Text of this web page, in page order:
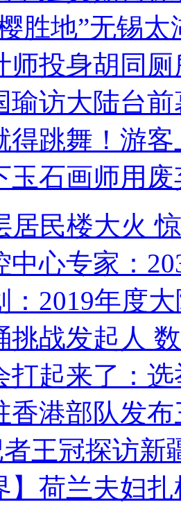
胜地”无锡
师投身胡同
瑜访大陆台
得跳舞！游客
玉石画师用
居民楼大火
中心专家：
：2019年度
挑战发起人
打起来了：
香港部队发
王冠探访新
】荷兰夫妇